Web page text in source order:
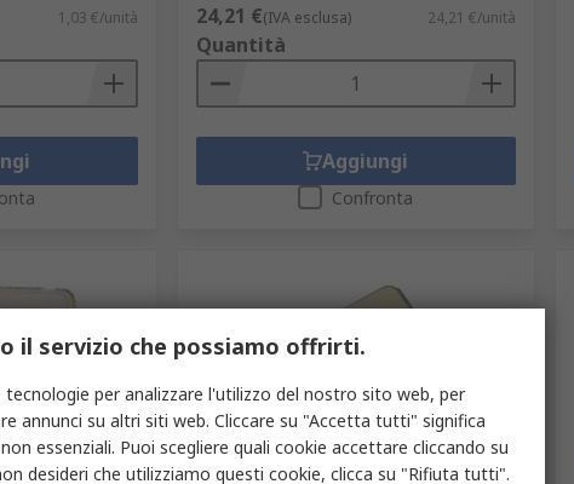
1,03 €/unità 24,21 €(IVA esclusa) 24,21 €/unità
Quantità
Aggiungi
Confronta
esaurito In magazzino
il servizio che possiamo offrirti.
per analizzare l'utilizzo del nostro sito web, per
annunci su altri siti web. Cliccare su "Accetta tutti" significa
essenziali. Puoi scegliere quali cookie accettare cliccando su
desideri che utilizziamo questi cookie, clicca su "Rifiuta tutti".